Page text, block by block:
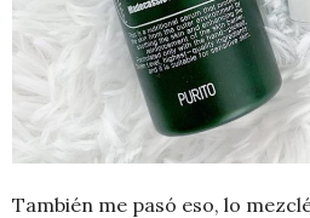
También me pasó eso, lo